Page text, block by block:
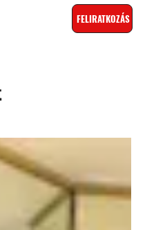
FELIRATKOZÁS